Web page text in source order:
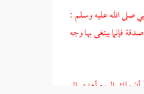
صلى الله عليه وسلم :
فإنما يبتغى بها وجه
أن ملكالرومأهدى إلى